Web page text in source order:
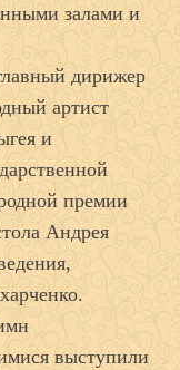
залами и
дирижер
артист
и
премии
Андрея
выступили